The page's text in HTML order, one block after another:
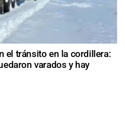
el tránsito en la cordillera:
varados y hay